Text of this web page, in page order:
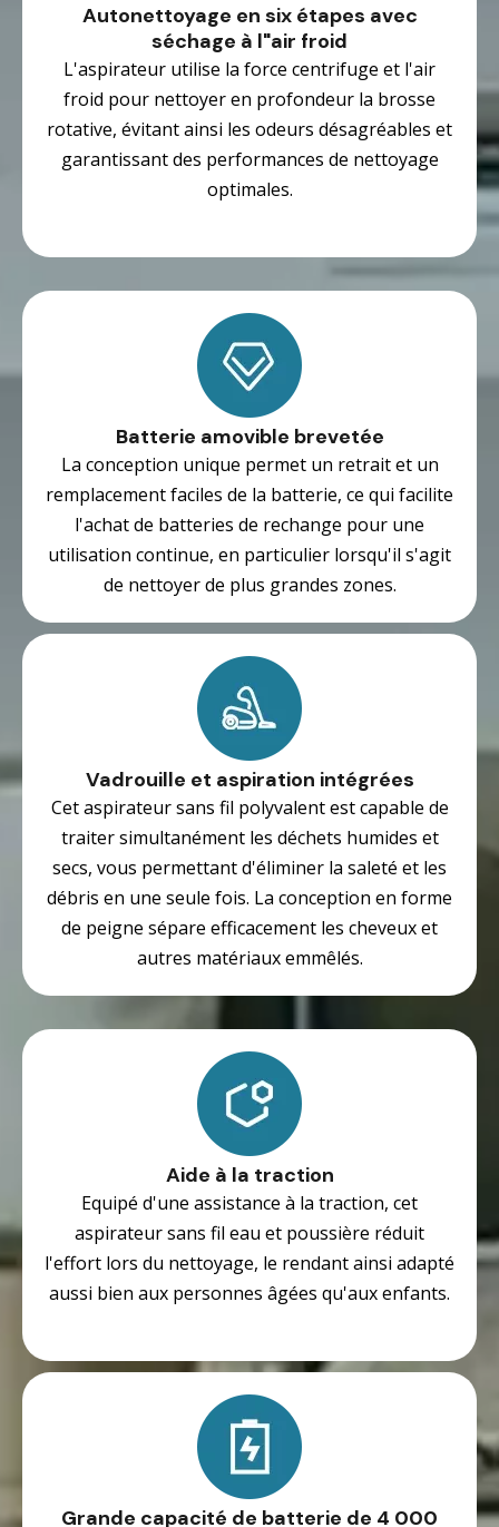
Autonettoyage en six étapes avec
séchage à l"air froid
L'aspirateur utilise la force centrifuge et l'air
froid pour nettoyer en profondeur la brosse
rotative, évitant ainsi les odeurs désagréables et
garantissant des performances de nettoyage
optimales.
Batterie amovible brevetée
La conception unique permet un retrait et un
remplacement faciles de la batterie, ce qui facilite
l'achat de batteries de rechange pour une
utilisation continue, en particulier lorsqu'il s'agit
de nettoyer de plus grandes zones.
Vadrouille et aspiration intégrées
Cet aspirateur sans fil polyvalent est capable de
traiter simultanément les déchets humides et
secs, vous permettant d'éliminer la saleté et les
débris en une seule fois. La conception en forme
de peigne sépare efficacement les cheveux et
autres matériaux emmêlés.
Aide à la traction
Equipé d'une assistance à la traction, cet
aspirateur sans fil eau et poussière réduit
l'effort lors du nettoyage, le rendant ainsi adapté
aussi bien aux personnes âgées qu'aux enfants.
Grande capacité de batterie de 4 000